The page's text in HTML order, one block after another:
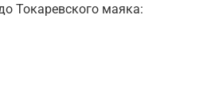
Токаревского маяка: